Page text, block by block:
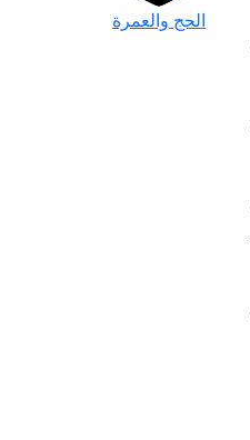
الحج والعمرة